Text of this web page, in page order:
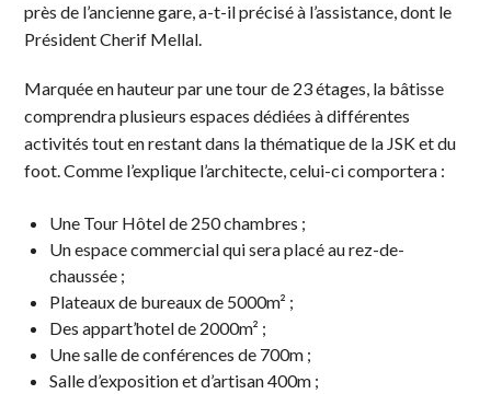
près de l’ancienne gare, a-t-il précisé à l’assistance, dont le
Président Cherif Mellal.
Marquée en hauteur par une tour de 23 étages, la bâtisse
comprendra plusieurs espaces dédiées à différentes
activités tout en restant dans la thématique de la JSK et du
foot. Comme l’explique l’architecte, celui-ci comportera :
Une Tour Hôtel de 250 chambres ;
Un espace commercial qui sera placé au rez-de-
chaussée ;
Plateaux de bureaux de 5000m² ;
Des appart’hotel de 2000m² ;
Une salle de conférences de 700m ;
Salle d’exposition et d’artisan 400m ;